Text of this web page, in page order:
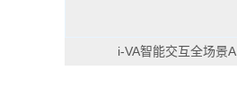
i-VA智能交互全场景A